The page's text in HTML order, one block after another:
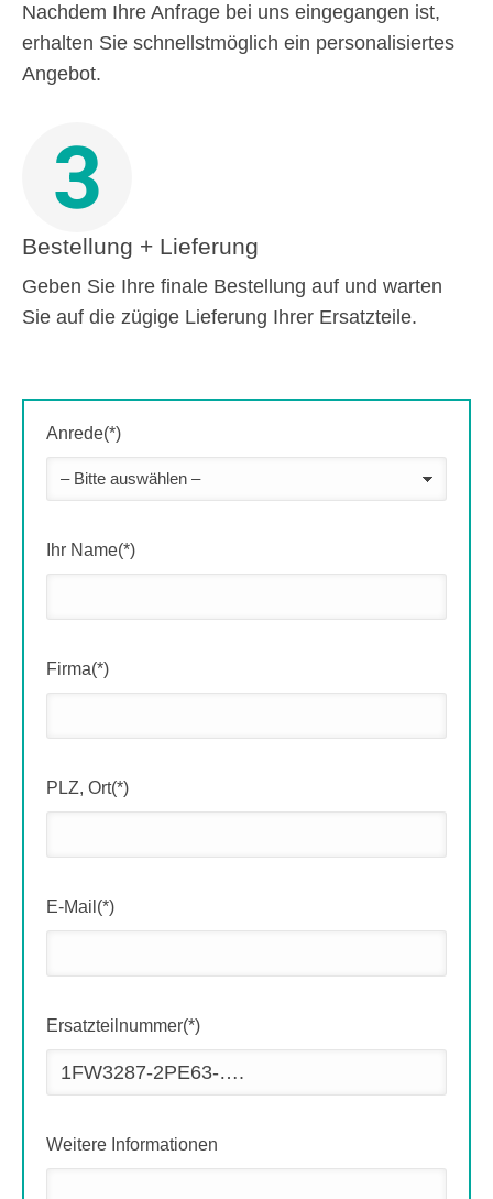
Nachdem Ihre Anfrage bei uns eingegangen ist,
erhalten Sie schnellstmöglich ein personalisiertes
Angebot.
3
Bestellung + Lieferung
Geben Sie Ihre finale Bestellung auf und warten
Sie auf die zügige Lieferung Ihrer Ersatzteile.
Anrede(*)
Ihr Name(*)
Firma(*)
PLZ, Ort(*)
E-Mail(*)
Ersatzteilnummer(*)
Weitere Informationen